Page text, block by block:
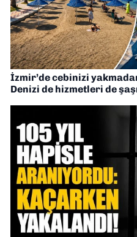
İzmir’de cebinizi
Denizi de hizmetleri de